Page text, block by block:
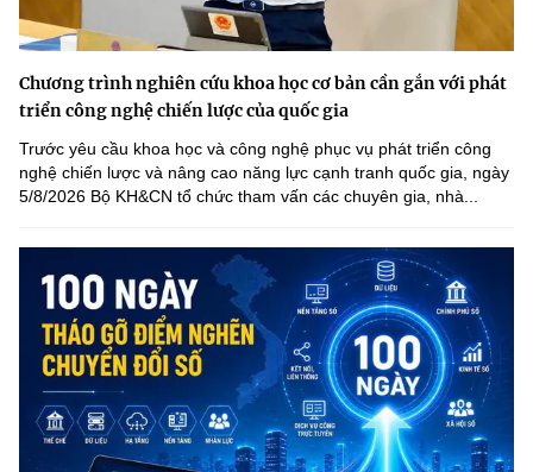
Chương trình nghiên cứu khoa học cơ bản cần gắn với phát
triển công nghệ chiến lược của quốc gia
Trước yêu cầu khoa học và công nghệ phục vụ phát triển công
nghệ chiến lược và nâng cao năng lực cạnh tranh quốc gia, ngày
5/8/2026 Bộ KH&CN tổ chức tham vấn các chuyên gia, nhà...